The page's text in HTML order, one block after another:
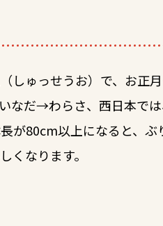
しゅっせうお）で、お正
なだ→わらさ、西日本で
が80cm以上になると、
くなります。